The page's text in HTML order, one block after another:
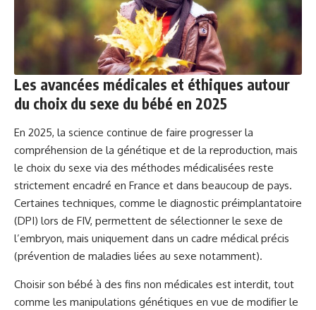
Les avancées médicales et éthiques autour
du choix du sexe du bébé en 2025
En 2025, la science continue de faire progresser la
compréhension de la génétique et de la reproduction, mais
le choix du sexe via des méthodes médicalisées reste
strictement encadré en France et dans beaucoup de pays.
Certaines techniques, comme le diagnostic préimplantatoire
(DPI) lors de FIV, permettent de sélectionner le sexe de
l’embryon, mais uniquement dans un cadre médical précis
(prévention de maladies liées au sexe notamment).
Choisir son bébé à des fins non médicales est interdit, tout
comme les manipulations génétiques en vue de modifier le